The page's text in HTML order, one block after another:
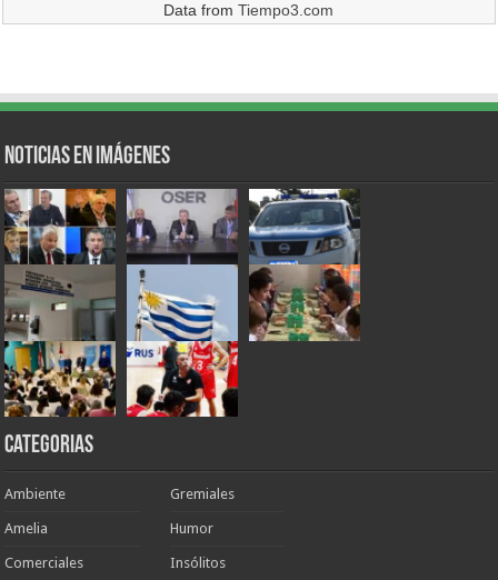
Data fromTiempo3.com
Noticias en Imágenes
Categorias
Ambiente
Amelia
Comerciales
Gremiales
Humor
Insólitos